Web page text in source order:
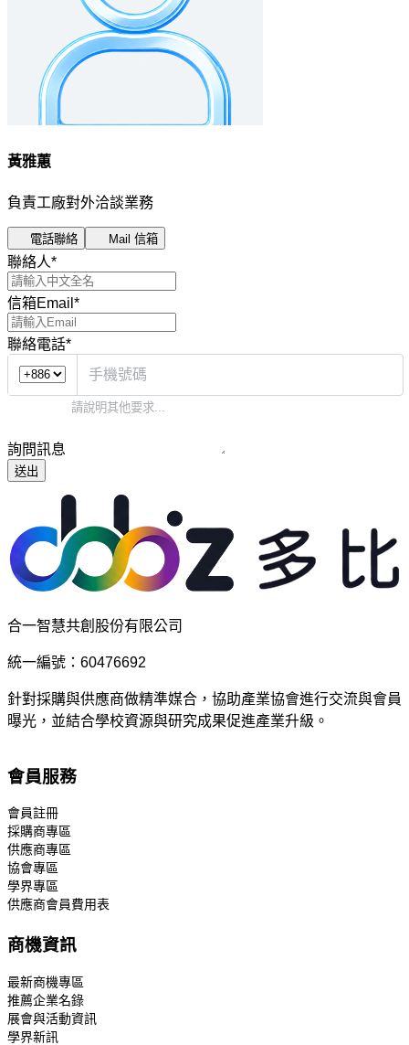
黃雅蕙
負責工廠對外洽談業務
電話聯絡 Mail 信箱
聯絡人*
信箱Email *
聯絡電話*
詢問訊息
送出
合一智慧共創股份有限公司
統一編號：60476692
針對採購與供應商做精準媒合，協助產業協會進行交流與會員
曝光，並結合學校資源與研究成果促進產業升級。
會員服務
會員註冊
採購商專區
供應商專區
協會專區
學界專區
供應商會員費用表
商機資訊
最新商機專區
推薦企業名錄
展會與活動資訊
學界新訊